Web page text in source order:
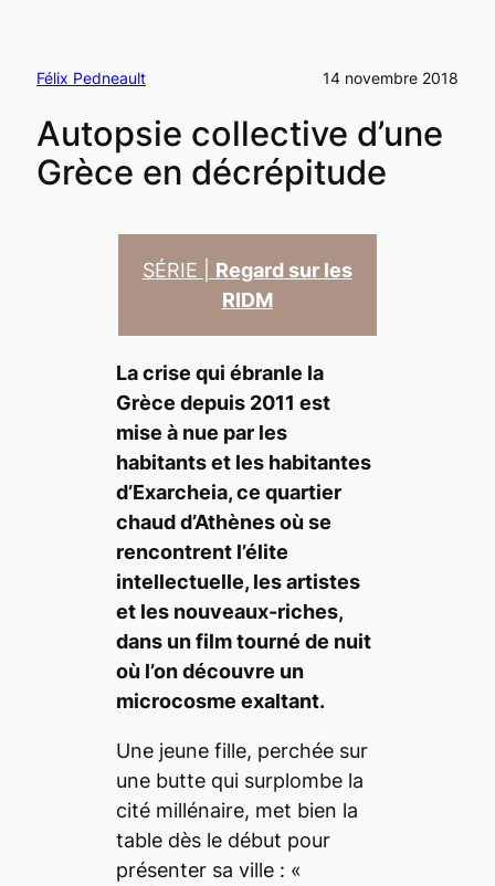
Félix Pedneault 14 novembre 2018
Autopsie collective d’une
Grèce en décrépitude
SÉRIE | Regardsur les
RIDM
La crise qui ébranle la
Grèce depuis 2011 est
mise à nue par les
habitants et les habitantes
d’Exarcheia, ce quartier
chaud d’Athènes où se
rencontrent l’élite
intellectuelle, les artistes
et les nouveaux-riches,
dans un film tourné de nuit
où l’on découvre un
microcosme exaltant.
Une jeune fille, perchée sur
une butte qui surplombe la
cité millénaire, met bien la
table dès le début pour
présenter sa ville : «